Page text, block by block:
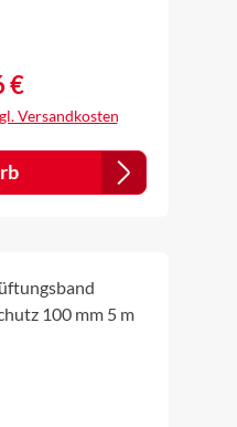
Preis:
€
Versandkosten